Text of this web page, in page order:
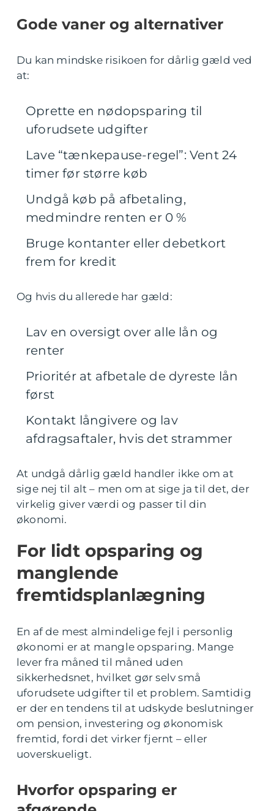
Gode vaner og alternativer
Du kan mindske risikoen for dårlig gæld ved
at:
Oprette en nødopsparing til
uforudsete udgifter
Lave “tænkepause-regel”: Vent 24
timer før større køb
Undgå køb på afbetaling,
medmindre renten er 0 %
Bruge kontanter eller debetkort
frem for kredit
Og hvis du allerede har gæld:
Lav en oversigt over alle lån og
renter
Prioritér at afbetale de dyreste lån
først
Kontakt långivere og lav
afdragsaftaler, hvis det strammer
At undgå dårlig gæld handler ikke om at
sige nej til alt – men om at sige ja til det, der
virkelig giver værdi og passer til din
økonomi.
For lidt opsparing og
manglende
fremtidsplanlægning
En af de mest almindelige fejl i personlig
økonomi er at mangle opsparing. Mange
lever fra måned til måned uden
sikkerhedsnet, hvilket gør selv små
uforudsete udgifter til et problem. Samtidig
er der en tendens til at udskyde beslutninger
om pension, investering og økonomisk
fremtid, fordi det virker fjernt – eller
uoverskueligt.
Hvorfor opsparing er